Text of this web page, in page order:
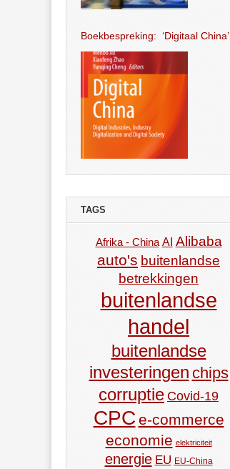
Boekbespreking: ‘Digitaal China’
TAGS
Afrika - China AI Alibaba
auto's buitenlandse
betrekkingen
buitenlandse
handel
buitenlandse
investeringen chips
corruptie Covid-19
CPC e-commerce
economie elektriciteit
energie EU EU-China